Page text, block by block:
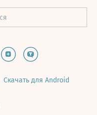
Скачать для Android